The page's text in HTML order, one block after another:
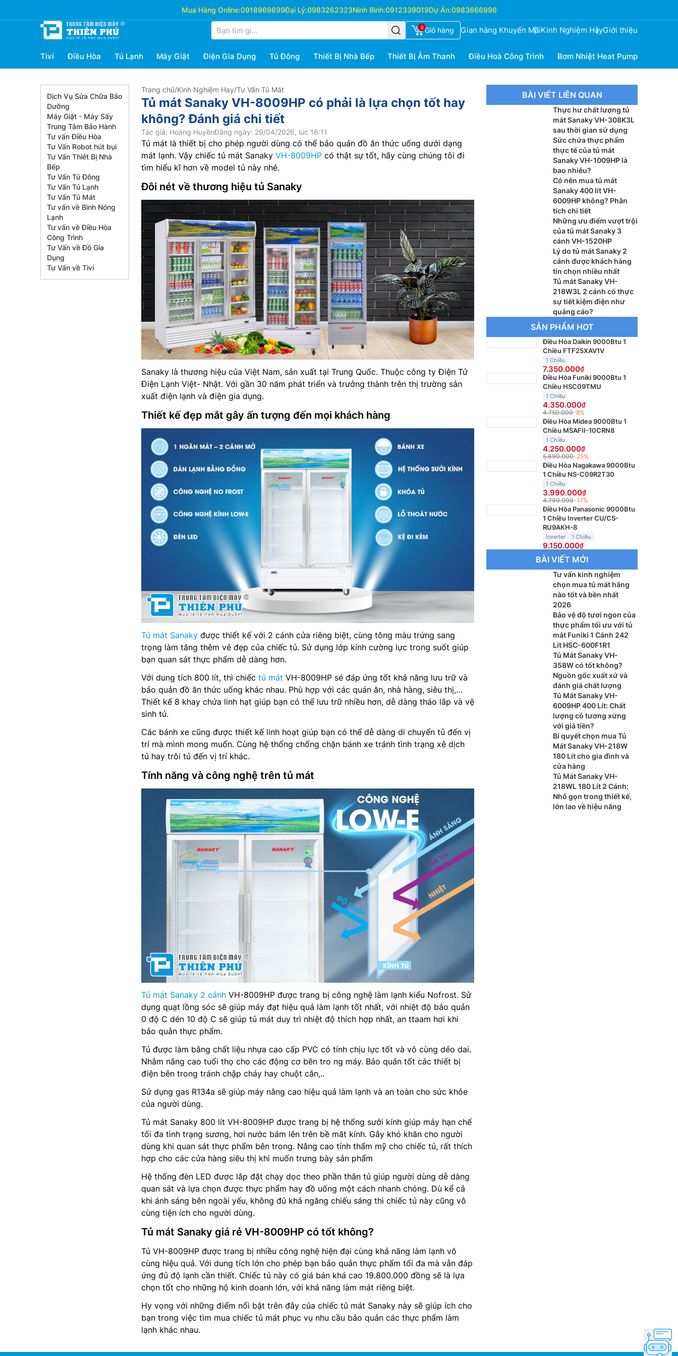
Mua Hàng Online:0918969699Đại Lý:0983262323Ninh Bình:0912339019Dự Án:0983666996
0 Giỏ hàng Gian hàng Khuyến MãiKinh Nghiệm HayGiới thiệu
Tivi Điều Hòa Tủ Lạnh Máy Giặt Điện Gia Dụng Tủ Đông Thiết Bị Nhà Bếp Thiết Bị Âm Thanh Điều Hoà Công Trình Bơm Nhiệt Heat Pump
Dịch Vụ Sửa Chữa Bảo
Dưỡng
Máy Giặt - Máy Sấy
Trung Tâm Bảo Hành
Tư vấn Điều Hòa
Tư Vấn Robot hút bụi
Tư Vấn Thiết Bị Nhà
Bếp
Tư Vấn Tủ Đông
Tư Vấn Tủ Lạnh
Tư Vấn Tủ Mát
Tư vấn về Bình Nóng
Lạnh
Tư vấn về Điều Hòa
Công Trình
Tư Vấn về Đồ Gia
Dụng
Tư Vấn về Tivi
Trang chủ/Kinh Nghiệm Hay/Tư Vấn Tủ Mát
Tủ mát Sanaky VH-8009HP có phải là lựa chọn tốt hay
không? Đánh giá chi tiết
Tác giả: Hoàng HuyềnĐăng ngày: 29/04/2026, lúc 16:11
Tủ mát là thiết bị cho phép người dùng có thể bảo quản đồ ăn thức uống dưới dạng
mát lạnh. Vậy chiếc tủ mát Sanaky VH-8009HP có thật sự tốt, hãy cùng chúng tôi đi
tìm hiểu kĩ hơn về model tủ này nhé.
Đôi nét về thương hiệu tủ Sanaky
Sanaky là thương hiệu của Việt Nam, sản xuất tại Trung Quốc. Thuộc công ty Điện Tử
Điện Lạnh Việt- Nhật. Với gần 30 năm phát triển và trưởng thành trên thị trường sản
xuất điện lạnh và điện gia dụng.
Thiết kế đẹp mắt gây ấn tượng đến mọi khách hàng
Tủ mát Sanaky được thiết kế với 2 cánh cửa riêng biệt, cùng tông màu trứng sang
trọng làm tăng thêm vẻ đẹp của chiếc tủ. Sử dụng lớp kính cường lực trong suốt giúp
bạn quan sát thực phẩm dễ dàng hơn.
Với dung tích 800 lít, thì chiếc tủ mát VH-8009HP sé đáp ứng tốt khả năng lưu trữ và
bảo quản đồ ăn thức uống khác nhau. Phù hợp với các quán ăn, nhà hàng, siêu thị,…
Thiết kế 8 khay chứa linh hạt giúp bạn có thể lưu trữ nhiều hơn, dễ dàng tháo lắp và vệ
sinh tủ.
Các bánh xe cũng được thiết kế linh hoạt giúp bạn có thể dễ dàng di chuyển tủ đến vị
trí mà mình mong muốn. Cùng hệ thống chống chặn bánh xe tránh tình trạng xê dịch
tủ hay trôi tủ đến vị trí khác.
Tính năng và công nghệ trên tủ mát
Tủ mát Sanaky 2 cánh VH-8009HP được trang bị công nghệ làm lạnh kiểu Nofrost. Sử
dụng quạt lồng sóc sẽ giúp máy đạt hiệu quả làm lạnh tốt nhất, với nhiệt độ bảo quản
0 độ C dén 10 độ C sẽ giúp tủ mát duy trì nhiệt độ thích hợp nhất, an ttaam hơi khi
bảo quản thực phẩm.
Tủ được làm bằng chất liệu nhựa cao cấp PVC có tính chịu lực tốt và vô cùng dẻo dai.
Nhằm nâng cao tuổi thọ cho các động cơ bên tro ng máy. Bảo quản tốt các thiết bị
điện bên trong tránh chập cháy hay chuột cắn,..
Sử dụng gas R134a sẽ giúp máy nâng cao hiệu quả làm lạnh và an toàn cho sức khỏe
của người dùng.
Tủ mát Sanaky 800 lít VH-8009HP được trang bị hệ thống sưởi kính giúp máy hạn chế
tối đa tình trạng sương, hơi nước bám lên trên bề măt kính. Gây khó khăn cho người
dùng khi quan sát thực phẩm bên trong. Nâng cao tính thẩm mỹ cho chiếc tủ, rất thích
hợp cho các cửa hàng siêu thị khi muốn trưng bày sản phẩm
Hệ thống đèn LED được lắp đặt chạy dọc theo phần thân tủ giúp người dùng dễ dàng
quan sát và lựa chọn được thực phẩm hay đồ uống một cách nhanh chóng. Dù kể cả
khi ánh sáng bên ngoài yếu, không đủ khả ngăng chiếu sáng thì chiếc tủ này cũng vô
cùng tiện ích cho người dùng.
Tủ mát Sanaky giá rẻ VH-8009HP có tốt không?
Tủ VH-8009HP được trang bị nhiều công nghệ hiện đại cùng khả năng làm lạnh vô
cùng hiệu quả. Với dung tích lớn cho phép bạn bảo quản thực phẩm tối đa mà vẫn đáp
ứng đủ độ lạnh cần thiết. Chiếc tủ này có giá bán khá cao 19.800.000 đồng sẽ là lựa
chọn tốt cho những hộ kinh doanh lớn, với khả năng làm mát riêng biệt.
Hy vọng với những điểm nổi bật trên đây của chiếc tủ mát Sanaky này sẽ giúp ích cho
bạn trong việc tìm mua chiếc tủ mát phục vụ nhu cầu bảo quản các thực phẩm làm
lạnh khác nhau.
BÀI VIẾT LIÊN QUAN
Thực hư chất lượng tủ
mát Sanaky VH-308K3L
sau thời gian sử dụng
Sức chứa thực phẩm
thực tế của tủ mát
Sanaky VH-1009HP là
bao nhiêu?
Có nên mua tủ mát
Sanaky 400 lít VH-
6009HP không? Phân
tích chi tiết
Những ưu điểm vượt trội
của tủ mát Sanaky 3
cánh VH-1520HP
Lý do tủ mát Sanaky 2
cánh được khách hàng
tin chọn nhiều nhất
Tủ mát Sanaky VH-
218W3L 2 cánh có thực
sự tiết kiệm điện như
quảng cáo?
SẢN PHẨM HOT
Điều Hòa Daikin 9000Btu 1
Chiều FTF25XAV1V
1 Chiều
7.350.000
Điều Hòa Funiki 9000Btu 1
Chiều HSC09TMU
1 Chiều
4.350.000
4.750.000-8%
Điều Hòa Midea 9000Btu 1
Chiều MSAFII-10CRN8
1 Chiều
4.250.000
5.690.000-25%
Điều Hòa Nagakawa 9000Btu
1 Chiều NS-C09R2T30
1 Chiều
3.990.000
4.790.000-17%
Điều Hòa Panasonic 9000Btu
1 Chiều Inverter CU/CS-
RU9AKH-8
Inverter 1 Chiều
9.150.000
BÀI VIẾT MỚI
Tư vấn kinh nghiệm
chọn mua tủ mát hãng
nào tốt và bền nhất
2026
Bảo vệ độ tươi ngon của
thực phẩm tối ưu với tủ
mát Funiki 1 Cánh 242
Lít HSC-600F1R1
Tủ Mát Sanaky VH-
358W có tốt không?
Nguồn gốc xuất xứ và
đánh giá chất lượng
Tủ Mát Sanaky VH-
6009HP 400 Lít: Chất
lượng có tương xứng
với giá tiền?
Bí quyết chọn mua Tủ
Mát Sanaky VH-218W
180 Lít cho gia đình và
cửa hàng
Tủ Mát Sanaky VH-
218WL 180 Lít 2 Cánh:
Nhỏ gọn trong thiết kế,
lớn lao về hiệu năng